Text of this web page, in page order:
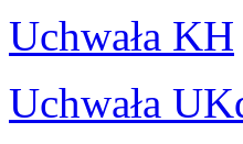
Uchwała KH
Uchwała